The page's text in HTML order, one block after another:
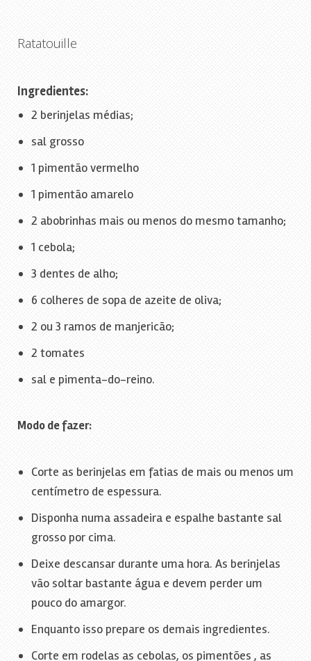
Ratatouille
Ingredientes:
2 berinjelas médias;
sal grosso
1 pimentão vermelho
1 pimentão amarelo
2 abobrinhas mais ou menos do mesmo tamanho;
1 cebola;
3 dentes de alho;
6 colheres de sopa de azeite de oliva;
2 ou 3 ramos de manjericão;
2 tomates
sal e pimenta-do-reino.
Modo de fazer:
Corte as berinjelas em fatias de mais ou menos um
centímetro de espessura.
Disponha numa assadeira e espalhe bastante sal
grosso por cima.
Deixe descansar durante uma hora. As berinjelas
vão soltar bastante água e devem perder um
pouco do amargor.
Enquanto isso prepare os demais ingredientes.
Corte em rodelas as cebolas, os pimentões , as